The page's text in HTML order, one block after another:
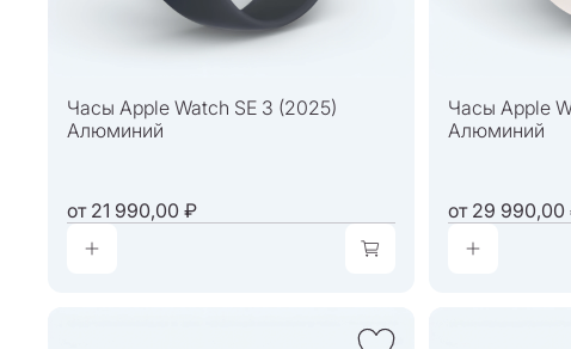
Часы Apple Watch SE 3 (2025)
Алюминий
от21 990,00 ₽
Часы Apple
Алюминий
от29 990,00